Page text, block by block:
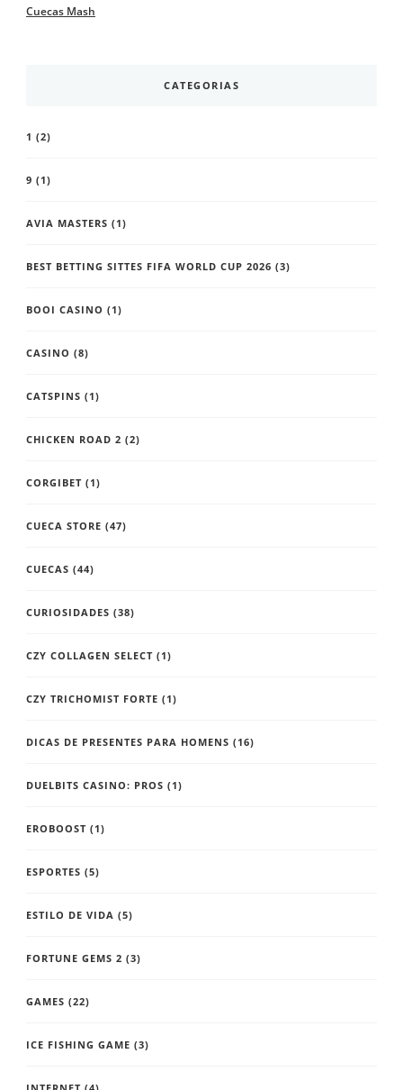
Cuecas Mash
CATEGORIAS
1 (2)
9 (1)
AVIA MASTERS (1)
BEST BETTING SITTES FIFA WORLD CUP 2026 (3)
BOOI CASINO (1)
CASINO (8)
CATSPINS (1)
CHICKEN ROAD 2 (2)
CORGIBET (1)
CUECA STORE (47)
CUECAS (44)
CURIOSIDADES (38)
CZY COLLAGEN SELECT (1)
CZY TRICHOMIST FORTE (1)
DICAS DE PRESENTES PARA HOMENS (16)
DUELBITS CASINO: PROS (1)
EROBOOST (1)
ESPORTES (5)
ESTILO DE VIDA (5)
FORTUNE GEMS 2 (3)
GAMES (22)
ICE FISHING GAME (3)